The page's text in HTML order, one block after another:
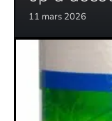
11 mars 2026